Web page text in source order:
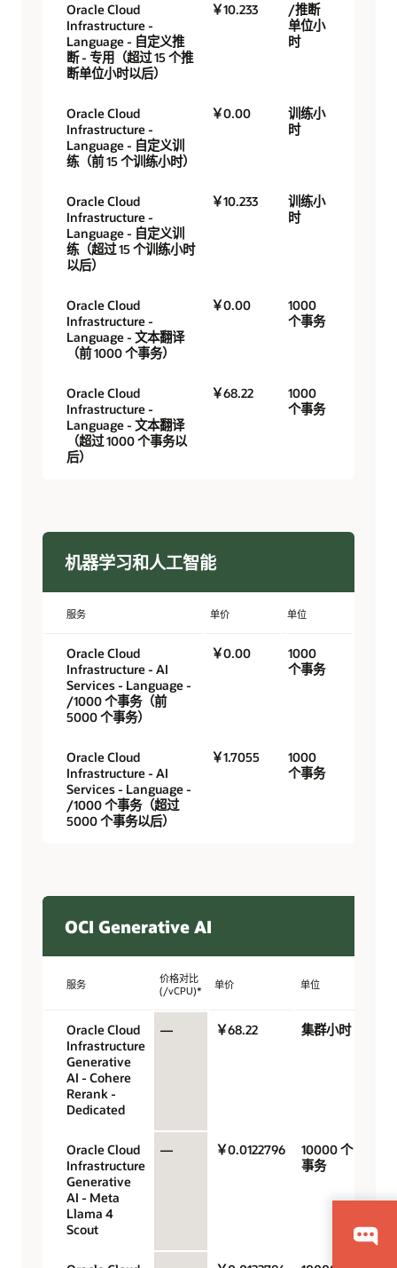
Oracle Cloud
Infrastructure -
Language - 自定义推
断 - 专用（超过 15 个推
断单位小时以后）
￥10.233
/推断
单位小
时
Oracle Cloud
Infrastructure -
Language - 自定义训
练（前 15 个训练小时）
￥0.00
训练小
时
Oracle Cloud
Infrastructure -
Language - 自定义训
练（超过 15 个训练小时
以后）
￥10.233
训练小
时
Oracle Cloud
Infrastructure -
Language - 文本翻译
（前 1000 个事务）
￥0.00
1000
个事务
Oracle Cloud
Infrastructure -
Language - 文本翻译
（超过 1000 个事务以
后）
￥68.22
1000
个事务
机器学习和人工智能
服务 单价 单位
Oracle Cloud
Infrastructure - AI
Services - Language -
/1000 个事务（前
5000 个事务）
￥0.00
1000
个事务
Oracle Cloud
Infrastructure - AI
Services - Language -
/1000 个事务（超过
5000 个事务以后）
￥1.7055
1000
个事务
OCI Generative AI
服务
价格对比
(/vCPU)*
单价 单位
Oracle Cloud
Infrastructure
Generative
AI - Cohere
Rerank -
Dedicated
— ￥68.22 集群小时
Oracle Cloud
Infrastructure
Generative
AI - Meta
Llama 4
Scout
— ￥0.0122796
10000 个
事务